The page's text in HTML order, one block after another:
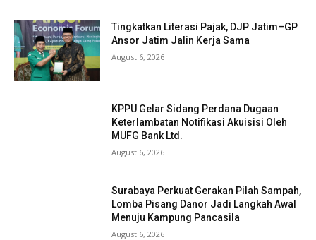
Tingkatkan Literasi Pajak, DJP Jatim–GP
Ansor Jatim Jalin Kerja Sama
August 6, 2026
KPPU Gelar Sidang Perdana Dugaan
Keterlambatan Notifikasi Akuisisi Oleh
MUFG Bank Ltd.
August 6, 2026
Surabaya Perkuat Gerakan Pilah Sampah,
Lomba Pisang Danor Jadi Langkah Awal
Menuju Kampung Pancasila
August 6, 2026